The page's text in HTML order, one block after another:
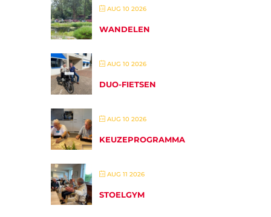
AUG 10 2026
WANDELEN
AUG 10 2026
DUO-FIETSEN
AUG 10 2026
KEUZEPROGRAMMA
AUG 11 2026
STOELGYM